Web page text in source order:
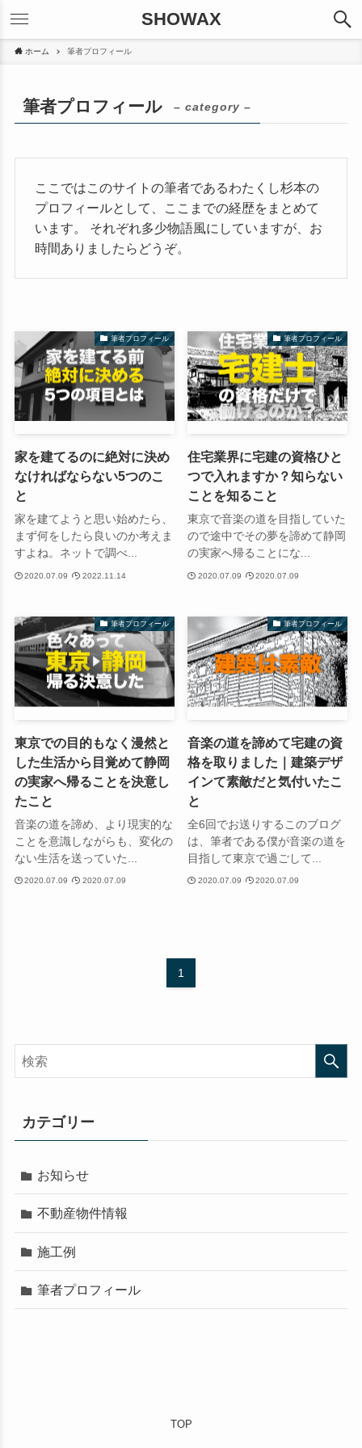
SHOWAX
ホーム 筆者プロフィール
筆者プロフィール – category –
ここではこのサイトの筆者であるわたくし杉本の
プロフィールとして、ここまでの経歴をまとめて
います。 それぞれ多少物語風にしていますが、お
時間ありましたらどうぞ。
筆者プロフィール
家を建てるのに絶対に決め
なければならない5つのこ
と
家を建てようと思い始めたら、
まず何をしたら良いのか考えま
すよね。ネットで調べ...
2020.07.09 2022.11.14
筆者プロフィール
住宅業界に宅建の資格ひと
つで入れますか？知らない
ことを知ること
東京で音楽の道を目指していた
ので途中でその夢を諦めて静岡
の実家へ帰ることにな...
2020.07.09 2020.07.09
筆者プロフィール
東京での目的もなく漫然と
した生活から目覚めて静岡
の実家へ帰ることを決意し
たこと
音楽の道を諦め、より現実的な
ことを意識しながらも、変化の
ない生活を送っていた...
2020.07.09 2020.07.09
筆者プロフィール
音楽の道を諦めて宅建の資
格を取りました｜建築デザ
インて素敵だと気付いたこ
と
全6回でお送りするこのブログ
は、筆者である僕が音楽の道を
目指して東京で過ごして...
2020.07.09 2020.07.09
1
カテゴリー
お知らせ
不動産物件情報
施工例
筆者プロフィール
TOP